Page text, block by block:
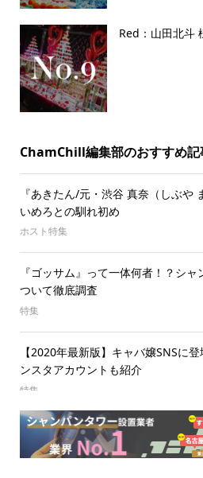
Red：山田北斗
ChamChill編集部のおすすめ記
『あきたん/元・渋谷 真奈（しぶや
いめろとの馴れ初め
ホスト特集
『ゴッサム』って一体何者！？シ
ついて徹底調査
特集
【2020年最新版】キャバ嬢SNSに
ンスタアカウントも紹介
特集
人気の記事